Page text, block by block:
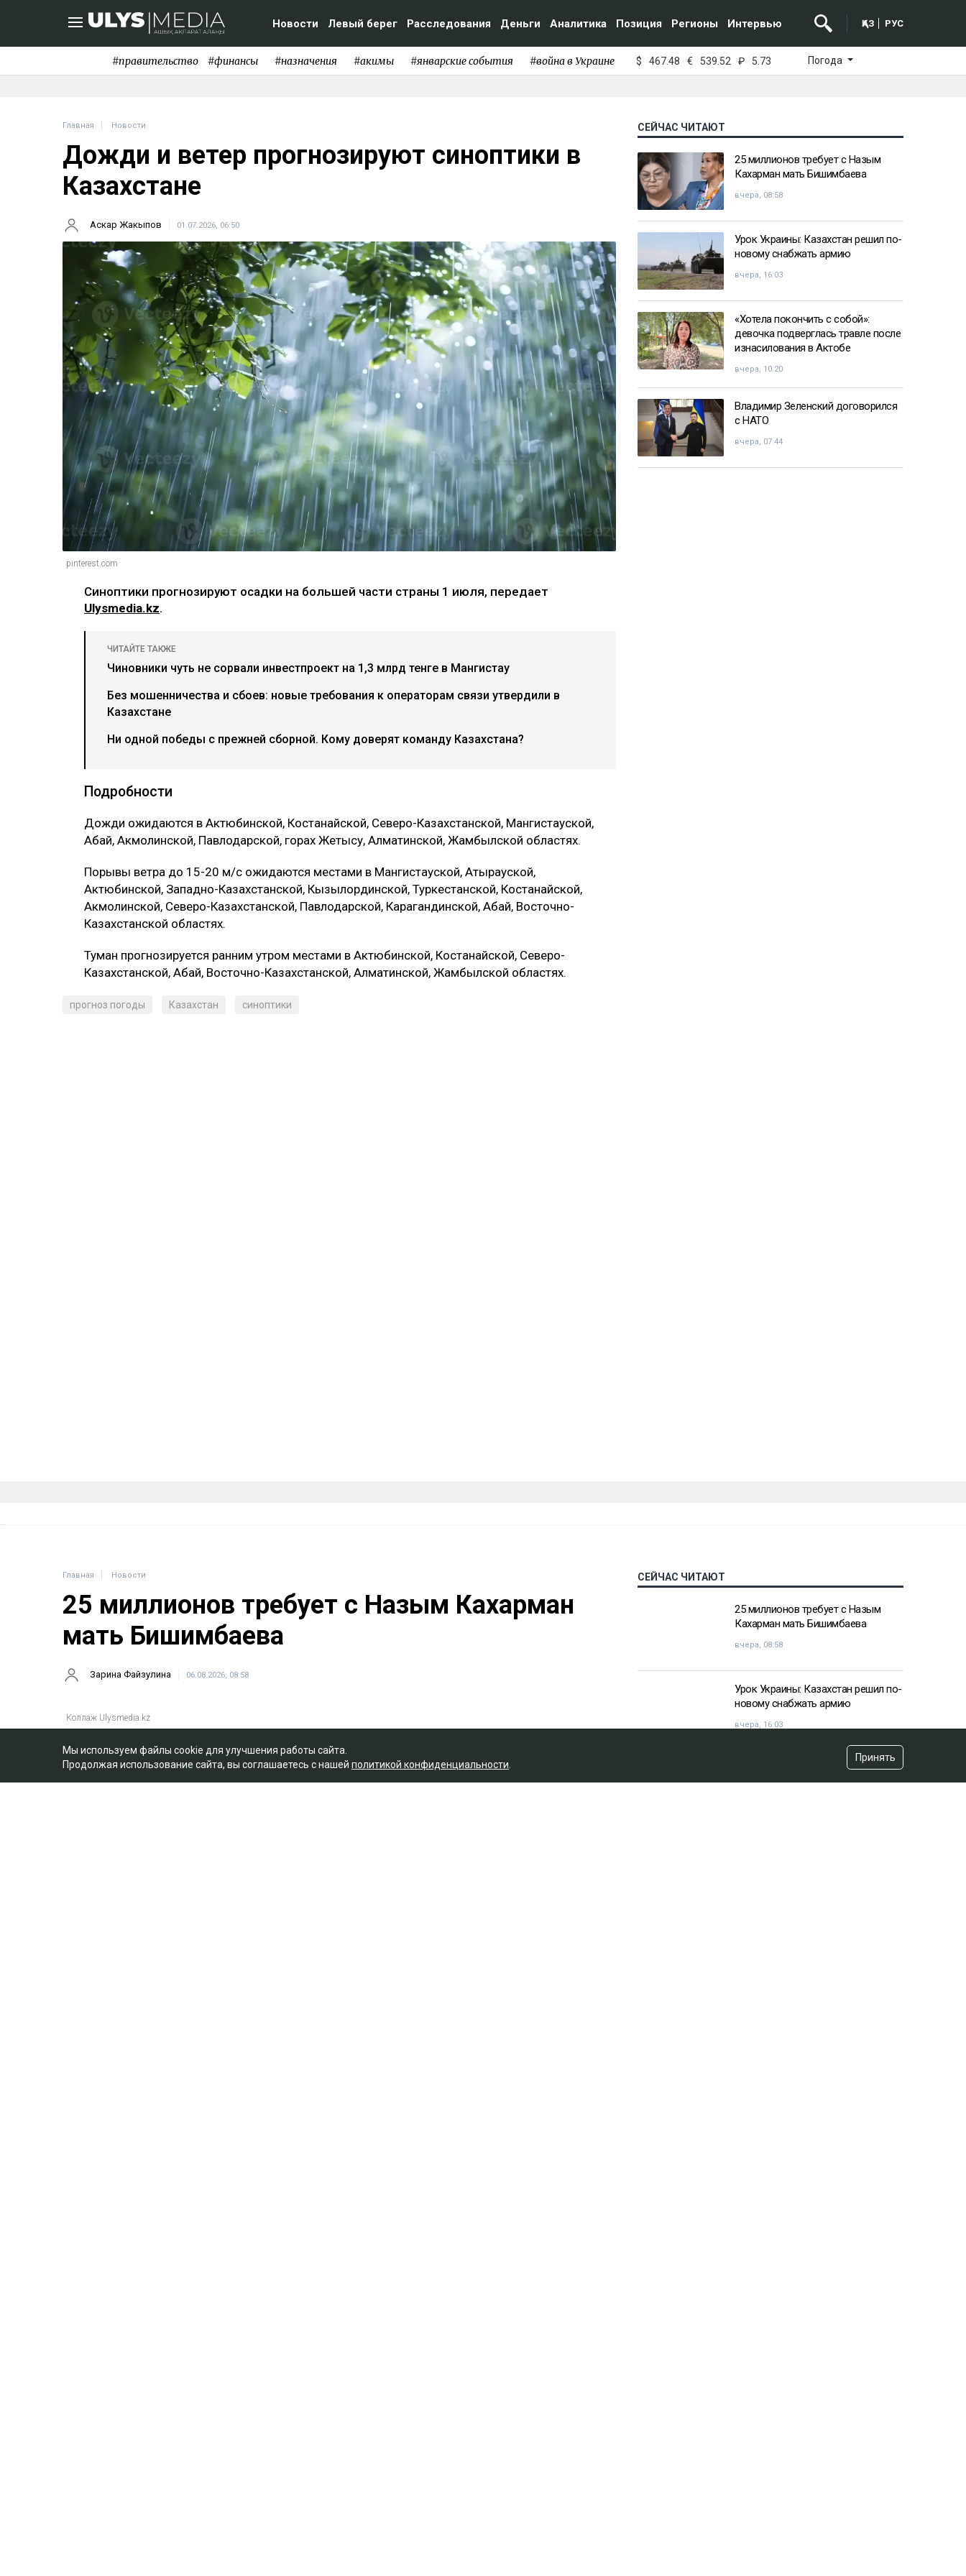
Новости Левый берег Расследования Деньги Аналитика Позиция Регионы Интервью ҚАЗ РУС
#правительство #финансы #назначения #акимы #январские события #война в Украине $ 467.48 € 539.52 ₽ 5.73 Погода
Главная Новости
Дожди и ветер прогнозируют синоптики в
Казахстане
Аскар Жакыпов 01.07.2026, 06:50
pinterest.com
Синоптики прогнозируют осадки на большей части страны 1 июля, передает
Ulysmedia.kz.
ЧИТАЙТЕ ТАКЖЕ
Чиновники чуть не сорвали инвестпроект на 1,3 млрд тенге в Мангистау
Без мошенничества и сбоев: новые требования к операторам связи утвердили в
Казахстане
Ни одной победы с прежней сборной. Кому доверят команду Казахстана?
Подробности
Дожди ожидаются в Актюбинской, Костанайской, Северо-Казахстанской, Мангистауской,
Абай, Акмолинской, Павлодарской, горах Жетысу, Алматинской, Жамбылской областях.
Порывы ветра до 15-20 м/с ожидаются местами в Мангистауской, Атырауской,
Актюбинской, Западно-Казахстанской, Кызылординской, Туркестанской, Костанайской,
Акмолинской, Северо-Казахстанской, Павлодарской, Карагандинской, Абай, Восточно-
Казахстанской областях.
Туман прогнозируется ранним утром местами в Актюбинской, Костанайской, Северо-
Казахстанской, Абай, Восточно-Казахстанской, Алматинской, Жамбылской областях.
прогноз погоды Казахстан синоптики
СЕЙЧАС ЧИТАЮТ
25 миллионов требует с Назым
Кахарман мать Бишимбаева
вчера, 08:58
Урок Украины: Казахстан решил по-
новому снабжать армию
вчера, 16:03
«Хотела покончить с собой»:
девочка подверглась травле после
изнасилования в Актобе
вчера, 10:20
Владимир Зеленский договорился
с НАТО
вчера, 07:44
Главная Новости
25 миллионов требует с Назым Кахарман
мать Бишимбаева
Зарина Файзулина 06.08.2026, 08:58
СЕЙЧАС ЧИТАЮТ
25 миллионов требует с Назым
Кахарман мать Бишимбаева
вчера, 08:58
Урок Украины: Казахстан решил по-
новому снабжать армию
вчера, 16:03
«Хотела покончить с собой»:
девочка подверглась травле после
Мы используем файлы cookie для улучшения работы сайта.
Продолжая использование сайта, вы соглашаетесь с нашей политикой конфиденциальности
Принять